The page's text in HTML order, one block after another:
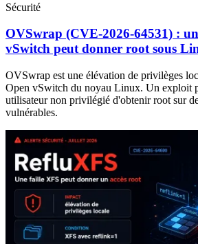
Sécurité
OVSwrap (CVE-2026-64531) :
vSwitch peut donner root sous
OVSwrap est une élévation de privilèges
Open vSwitch du noyau Linux. Un exploit
utilisateur non privilégié d'obtenir root sur
vulnérables.